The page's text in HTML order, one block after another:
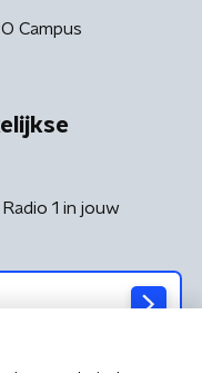
Campus
1 in jouw